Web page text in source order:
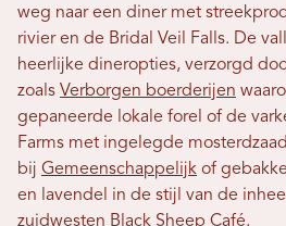
weg naar een diner met
rivier en de Bridal Veil Falls. De
heerlijke dineropties, verzorgd
zoals Verborgen boerderijen
gepaneerde lokale forel of de
Farms met ingelegde
bij Gemeenschappelijk of
en lavendel in de stijl van de
zuidwesten Black Sheep Café.